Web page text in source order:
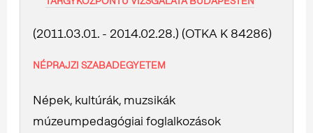
(2011.03.01. - 2014.02.28.) (OTKA K 84286)
NÉPRAJZI SZABADEGYETEM
Népek, kultúrák, muzsikák
múzeumpedagógiai foglalkozások